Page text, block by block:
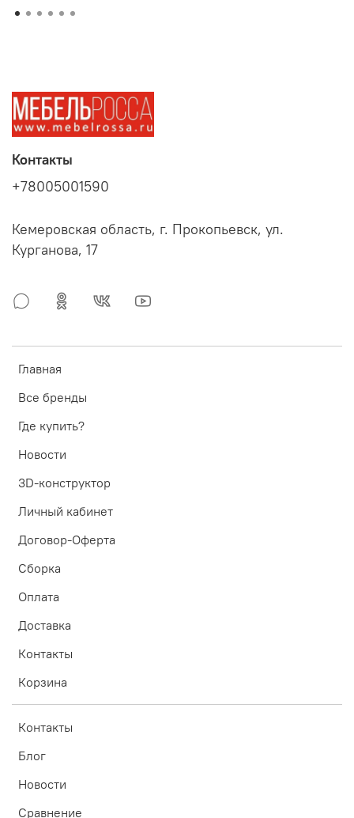
Главная
Все бренды
Где купить?
Новости
3D-конструктор
Личный кабинет
Договор-Оферта
Сборка
Оплата
Доставка
Контакты
Корзина
Контакты
Блог
Новости
Сравнение
Контакты
+78005001590
Кемеровская область, г. Прокопьевск, ул.
Курганова, 17